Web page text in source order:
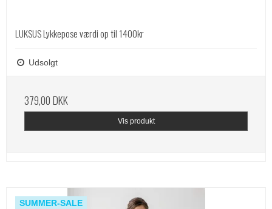
LUKSUS Lykkepose værdi op til 1400kr
Udsolgt
379,00 DKK
Vis produkt
SUMMER-SALE